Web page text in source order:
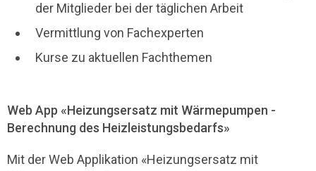
der Mitglieder bei der täglichen Arbeit
Vermittlung von Fachexperten
Kurse zu aktuellen Fachthemen
Web App «Heizungsersatz mit Wärmepumpen -
Berechnung des Heizleistungsbedarfs»
Mit der Web Applikation «Heizungsersatz mit